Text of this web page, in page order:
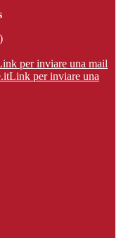
per inviare una mail
Link per inviare una